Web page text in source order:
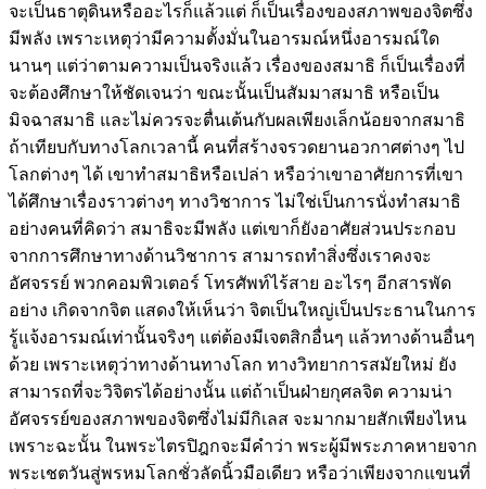
จะเป็นธาตุดินหรืออะไรก็แล้วแต่ ก็เป็นเรื่องของสภาพของจิตซึ่ง
มีพลัง เพราะเหตุว่ามีความตั้งมั่นในอารมณ์หนึ่งอารมณ์ใด
นานๆ แต่ว่าตามความเป็นจริงแล้ว เรื่องของสมาธิ ก็เป็นเรื่องที่
จะต้องศึกษาให้ชัดเจนว่า ขณะนั้นเป็นสัมมาสมาธิ หรือเป็น
มิจฉาสมาธิ และไม่ควรจะตื่นเต้นกับผลเพียงเล็กน้อยจากสมาธิ
ถ้าเทียบกับทางโลกเวลานี้ คนที่สร้างจรวดยานอวกาศต่างๆ ไป
โลกต่างๆ ได้ เขาทำสมาธิหรือเปล่า หรือว่าเขาอาศัยการที่เขา
ได้ศึกษาเรื่องราวต่างๆ ทางวิชาการ ไม่ใช่เป็นการนั่งทำสมาธิ
อย่างคนที่คิดว่า สมาธิจะมีพลัง แต่เขาก็ยังอาศัยส่วนประกอบ
จากการศึกษาทางด้านวิชาการ สามารถทำสิ่งซึ่งเราคงจะ
อัศจรรย์ พวกคอมพิวเตอร์ โทรศัพท์ไร้สาย อะไรๆ อีกสารพัด
อย่าง เกิดจากจิต แสดงให้เห็นว่า จิตเป็นใหญ่เป็นประธานในการ
รู้แจ้งอารมณ์เท่านั้นจริงๆ แต่ต้องมีเจตสิกอื่นๆ แล้วทางด้านอื่นๆ
ด้วย เพราะเหตุว่าทางด้านทางโลก ทางวิทยาการสมัยใหม่ ยัง
สามารถที่จะวิจิตรได้อย่างนั้น แต่ถ้าเป็นฝ่ายกุศลจิต ความน่า
อัศจรรย์ของสภาพของจิตซึ่งไม่มีกิเลส จะมากมายสักเพียงไหน
เพราะฉะนั้น ในพระไตรปิฎกจะมีคำว่า พระผู้มีพระภาคหายจาก
พระเชตวันสู่พรหมโลกชั่วลัดนิ้วมือเดียว หรือว่าเพียงจากแขนที่